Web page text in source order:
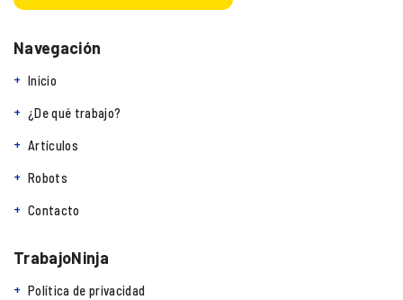
Navegación
Inicio
¿De qué trabajo?
Artículos
Robots
Contacto
TrabajoNinja
Política de privacidad